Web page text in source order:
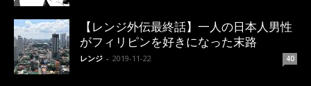
【レンジ外伝最終話】一人の日本人男性
がフィリピンを好きになった末路
レンジ - 2019-11-22 40